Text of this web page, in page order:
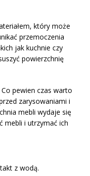
który może
przemoczenia
jak kuchnie czy
powierzchnię
pewien czas warto
zarysowaniami i
mebli wydaje się
mebli i utrzymać ich
z wodą.